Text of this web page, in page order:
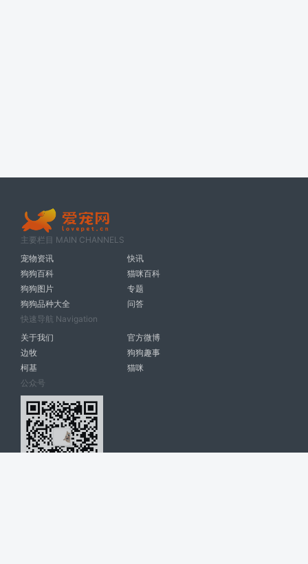
主要栏目 MAIN CHANNELS
宠物资讯
快讯
狗狗百科
猫咪百科
狗狗图片
专题
狗狗品种大全
问答
快速导航 Navigation
关于我们
官方微博
边牧
狗狗趣事
柯基
猫咪
公众号